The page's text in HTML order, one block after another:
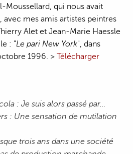
Moussellard, qui nous avait
mes amis artistes peintres
Alet et Jean-Marie Haessle
: "Le pari New York", dans
1996. > Télécharger
: Je suis alors passé par…
: Une sensation de mutilation
trois ans dans une société